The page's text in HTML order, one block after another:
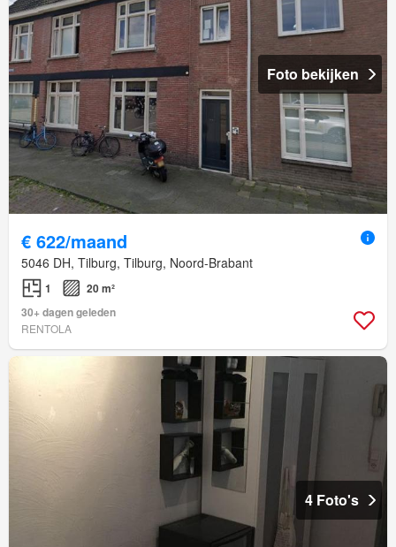
Foto bekijken
€ 622/maand
5046 DH, Tilburg, Tilburg, Noord-Brabant
1
20 m²
30+ dagen geleden
RENTOLA
4 Foto's